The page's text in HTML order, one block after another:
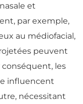
et
par exemple,
au médiofacial,
peuvent
les
influencent
nécessitant